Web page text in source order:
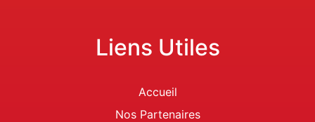
Liens Utiles
Accueil
Nos Partenaires